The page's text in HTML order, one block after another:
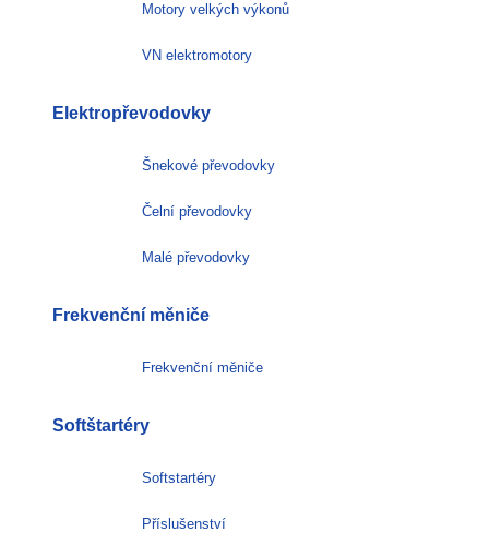
Motory velkých výkonů
VN elektromotory
Elektropřevodovky
Šnekové převodovky
Čelní převodovky
Malé převodovky
Frekvenční měniče
Frekvenční měniče
Softštartéry
Softstartéry
Příslušenství